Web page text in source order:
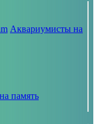
Аквариумисты на
память